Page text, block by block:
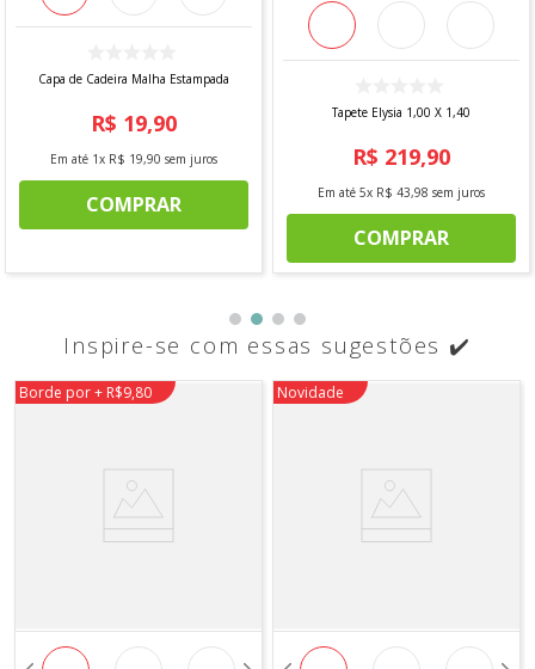
Capa de Cadeira Malha Estampada
R$ 19,90
Em até 1x R$ 19,90 sem juros
COMPRAR
Tapete Elysia 1,00 X 1,40
R$ 219,90
Em até 5x R$ 43,98 sem juros
COMPRAR
Inspire-se com essas sugestões ✔️
Borde por + R$9,80 Novidade